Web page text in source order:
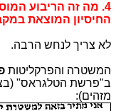
4. מה זה הריבוע
החיסיון המוצאת
לא צריך לנחש הרבה.
המשטרה והפרקליטות
ב"פרשת הטלגראס"
מזהים):